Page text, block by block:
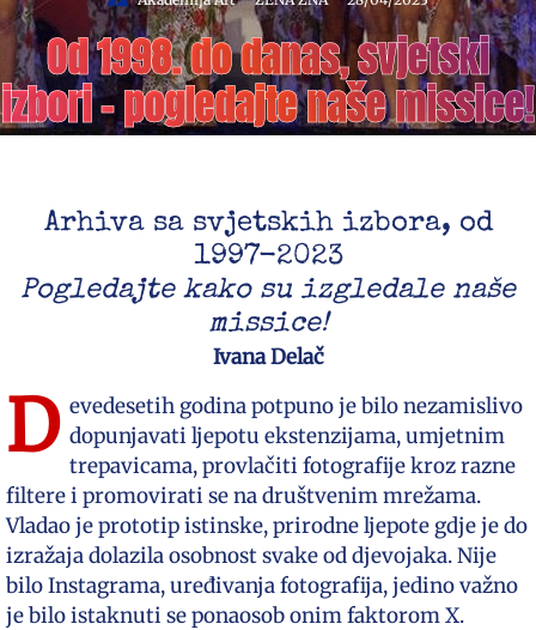
Od 1998. do danas, svjetski
izbori – pogledajte naše missice!
Arhiva sa svjetskih izbora, od
1997-2023
Pogledajte kako su izgledale naše
missice!
Ivana Delač
D evedesetih godina potpuno je bilo nezamislivo
dopunjavati ljepotu ekstenzijama, umjetnim
trepavicama, provlačiti fotografije kroz razne
filtere i promovirati se na društvenim mrežama.
Vladao je prototip istinske, prirodne ljepote gdje je do
izražaja dolazila osobnost svake od djevojaka. Nije
bilo Instagrama, uređivanja fotografija, jedino važno
je bilo istaknuti se ponaosob onim faktorom X.